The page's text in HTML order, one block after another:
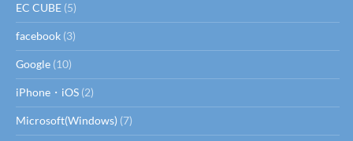
EC CUBE (5)
facebook (3)
Google (10)
iPhone・iOS (2)
Microsoft(Windows) (7)